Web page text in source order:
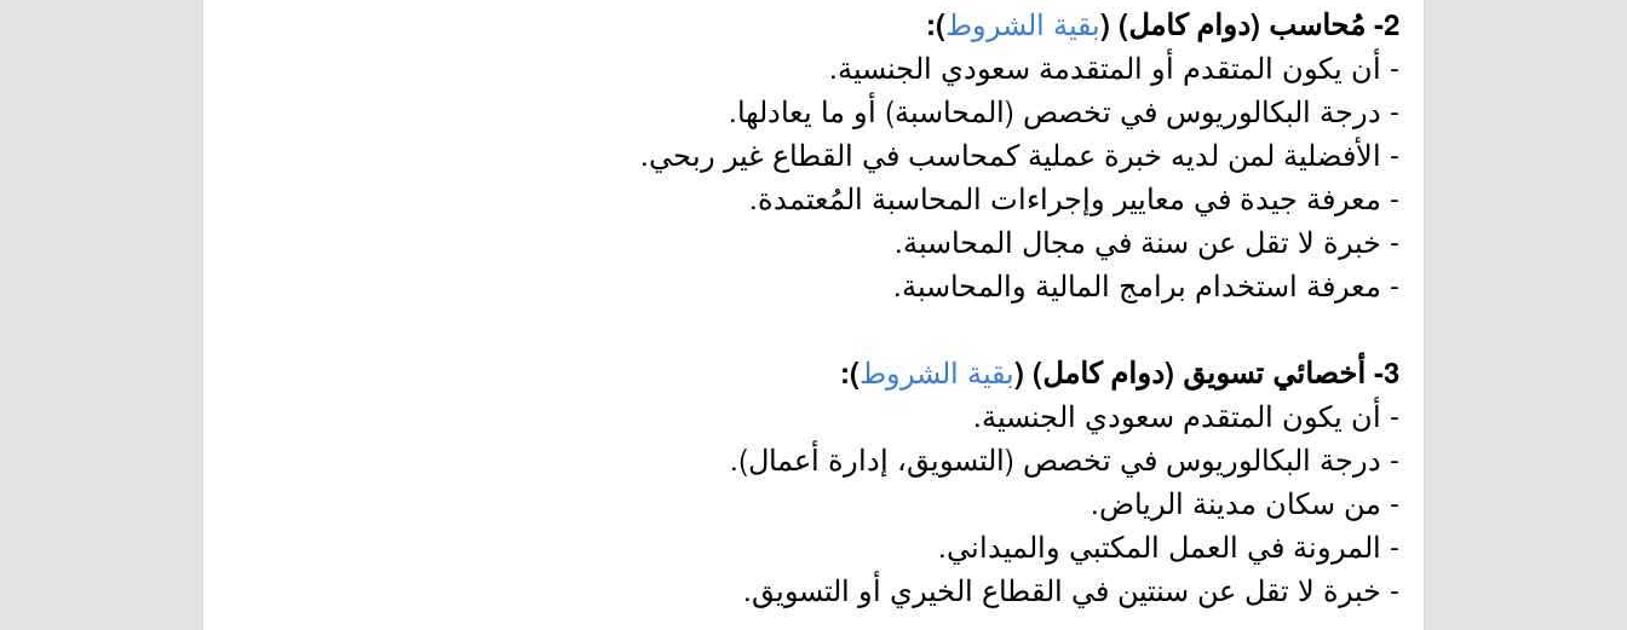
2- مُحاسب (دوام كامل) (بقية الشروط):
- أن يكون المتقدم أو المتقدمة سعودي الجنسية.
- درجة البكالوريوس في تخصص (المحاسبة) أو ما يعادلها.
- الأفضلية لمن لديه خبرة عملية كمحاسب في القطاع غير ربحي.
- معرفة جيدة في معايير وإجراءات المحاسبة المُعتمدة.
- خبرة لا تقل عن سنة في مجال المحاسبة.
- معرفة استخدام برامج المالية والمحاسبة.
3- أخصائي تسويق (دوام كامل) ( بقية الشروط):
- أن يكون المتقدم سعودي الجنسية.
- درجة البكالوريوس في تخصص (التسويق، إدارة أعمال).
- من سكان مدينة الرياض.
- المرونة في العمل المكتبي والميداني.
- خبرة لا تقل عن سنتين في القطاع الخيري أو التسويق.